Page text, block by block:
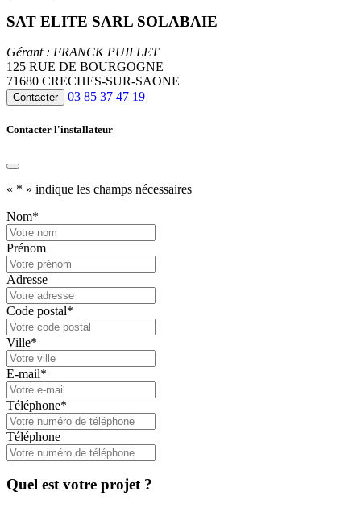
SAT ELITE SARL SOLABAIE
Gérant : FRANCK PUILLET
125 RUE DE BOURGOGNE
71680 CRECHES-SUR-SAONE
Contacter 03 85 37 47 19
Contacter l'installateur
« * » indique les champs nécessaires
Nom*
Prénom
Adresse
Code postal*
Ville*
E-mail*
Téléphone*
Téléphone
Quel est votre projet ?